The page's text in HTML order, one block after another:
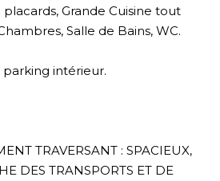
Grande Cuisine tout
Salle de Bains, WC.
intérieur.
TRAVERSANT : SPACIEUX,
DES TRANSPORTS ET DE